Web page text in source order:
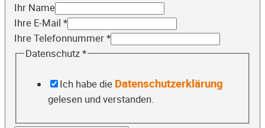
Ihr Name
Ihre E-Mail *
Ihre Telefonnummer*
Datenschutz*
Ich habe die Datenschutzerklärung
gelesen und verstanden.